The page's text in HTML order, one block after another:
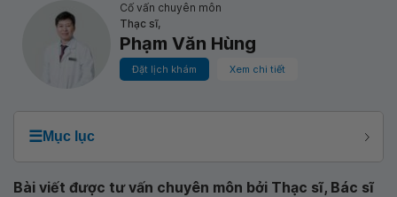
Cố vấn chuyên môn
Thạc sĩ,
Phạm Văn Hùng
Đặt lịch khám Xem chi tiết
☰Mục lục
Bài viết được tư vấn chuyên môn bởi Thạc sĩ, Bác sĩ